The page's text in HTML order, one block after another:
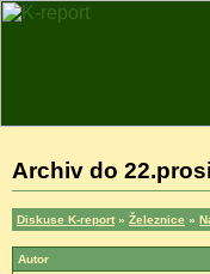
Archiv do
Diskuse K-report » Železnice »
Autor